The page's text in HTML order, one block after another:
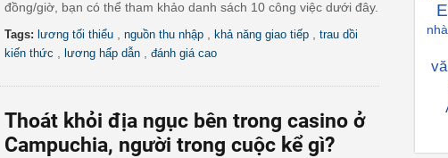
đồng/giờ, bạn có thể tham khảo danh sách 10 công việc dưới đây.
Tags: lương tối thiểu nguồn thu nhập khả năng giao tiếp
trau dồi
kiến thức
lương hấp dẫn đánh giá cao
Thoát khỏi địa ngục bên trong casino ở
Campuchia, người trong cuộc kể gì?